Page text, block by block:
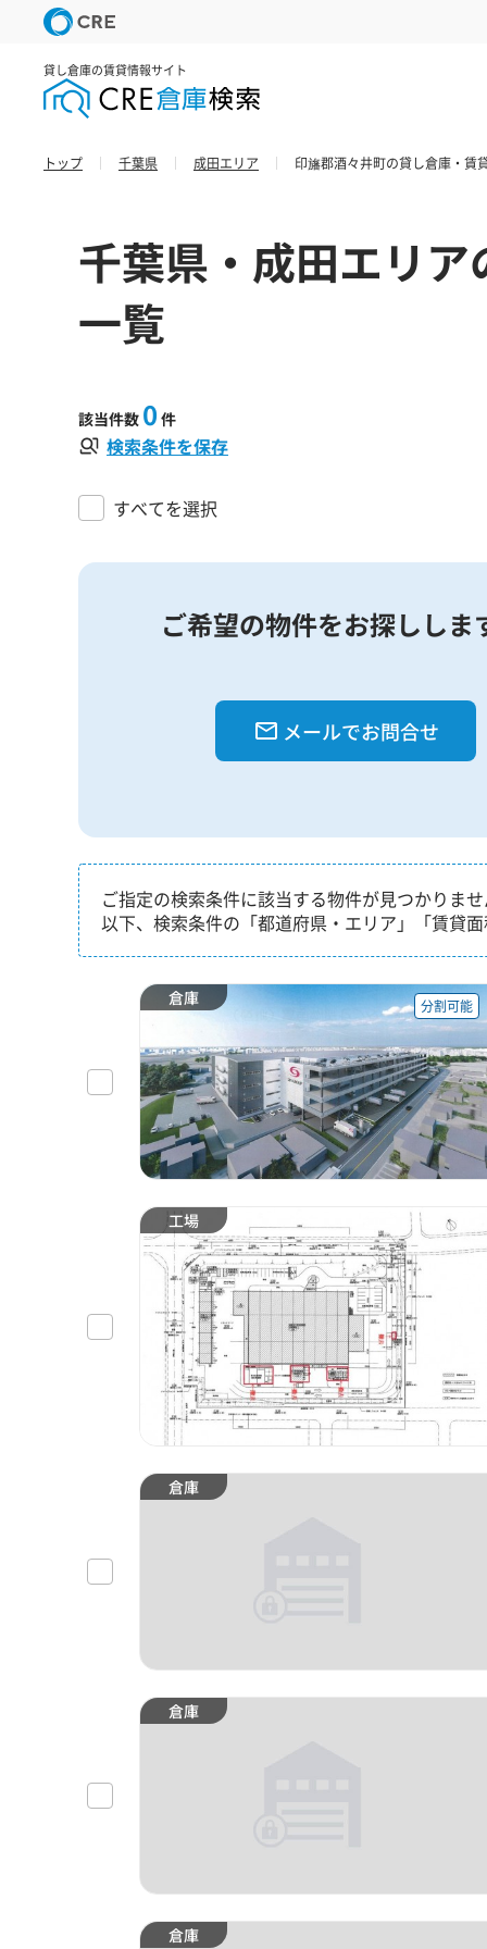
貸し倉庫の賃貸情報サイト
トップ 千葉県 成田エリア 印旛郡酒々井町の貸し倉庫・賃
千葉県・成田エリ
一覧
該当件数 0 件
検索条件を保存
すべてを選択
ご希望の物件をお探ししま
メールでお問合せ
ご指定の検索条件に該当する物件が見つかりま
以下、検索条件の「都道府県・エリア」「賃貸
倉庫 分割可能
工場
倉庫
倉庫
倉庫